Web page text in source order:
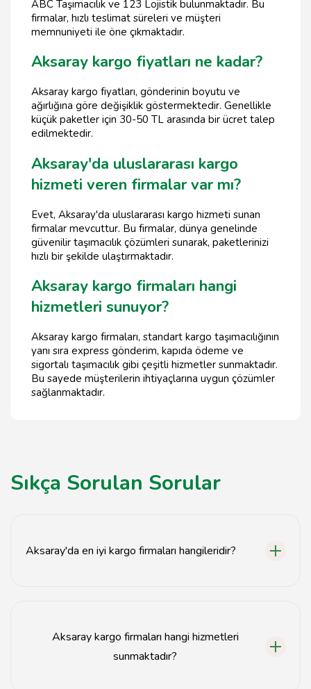
ABC Taşımacılık ve 123 Lojistik bulunmaktadır. Bu
firmalar, hızlı teslimat süreleri ve müşteri
memnuniyeti ile öne çıkmaktadır.
Aksaray kargo fiyatları ne kadar?
Aksaray kargo fiyatları, gönderinin boyutu ve
ağırlığına göre değişiklik göstermektedir. Genellikle
küçük paketler için 30-50 TL arasında bir ücret talep
edilmektedir.
Aksaray'da uluslararası kargo
hizmeti veren firmalar var mı?
Evet, Aksaray'da uluslararası kargo hizmeti sunan
firmalar mevcuttur. Bu firmalar, dünya genelinde
güvenilir taşımacılık çözümleri sunarak, paketlerinizi
hızlı bir şekilde ulaştırmaktadır.
Aksaray kargo firmaları hangi
hizmetleri sunuyor?
Aksaray kargo firmaları, standart kargo taşımacılığının
yanı sıra express gönderim, kapıda ödeme ve
sigortalı taşımacılık gibi çeşitli hizmetler sunmaktadır.
Bu sayede müşterilerin ihtiyaçlarına uygun çözümler
sağlanmaktadır.
Sıkça Sorulan Sorular
Aksaray'da en iyi kargo firmaları hangileridir?
Aksaray kargo firmaları hangi hizmetleri
sunmaktadır?